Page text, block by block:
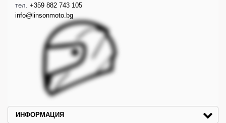
тел. +359 882 743 105
info@linsonmoto.bg
ИНФОРМАЦИЯ